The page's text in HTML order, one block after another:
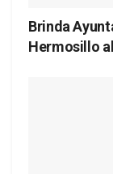
Brinda
Hermosillo